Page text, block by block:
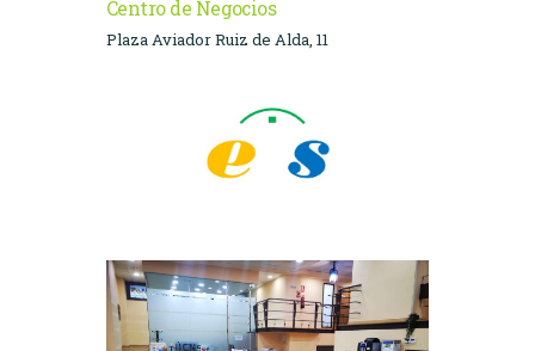
Centro de Negocios
Plaza Aviador Ruiz de Alda, 11